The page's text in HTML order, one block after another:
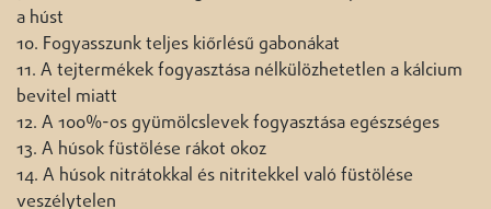
a húst
10. Fogyasszunk teljes kiőrlésű gabonákat
11. A tejtermékek fogyasztása nélkülözhetetlen a kálcium
bevitel miatt
12. A 100%-os gyümölcslevek fogyasztása egészséges
13. A húsok füstölése rákot okoz
14. A húsok nitrátokkal és nitritekkel való füstölése
veszélytelen